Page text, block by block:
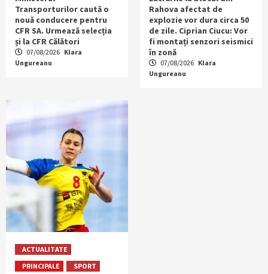
Transporturilor caută o
nouă conducere pentru
CFR SA. Urmează selecția
și la CFR Călători
07/08/2026 Klara
Ungureanu
Rahova afectat de
explozie vor dura circa 50
de zile. Ciprian Ciucu: Vor
fi montați senzori seismici
în zonă
07/08/2026 Klara
Ungureanu
ACTUALITATE
PRINCIPALE
SPORT